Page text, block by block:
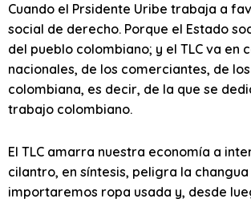
Cuando el Prsidente Uribe trabaja a
social de derecho. Porque el Estado
del pueblo colombiano; y el TLC va
nacionales, de los comerciantes, de
colombiana, es decir, de la que se
trabajo colombiano.
El TLC amarra nuestra economía a
cilantro, en síntesis, peligra la
importaremos ropa usada y, desde